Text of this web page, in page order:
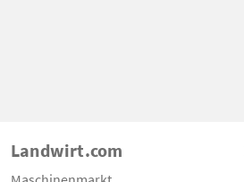
Landwirt.com